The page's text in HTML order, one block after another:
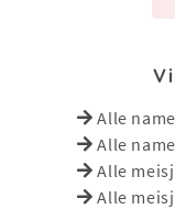
Alle
Alle
Alle
Alle